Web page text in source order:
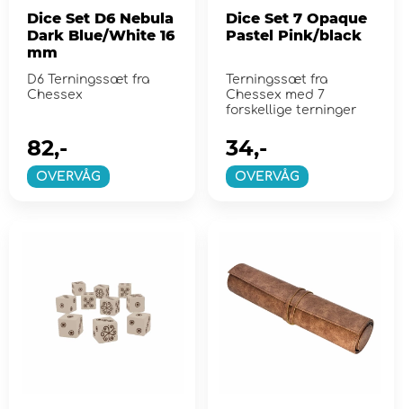
Dice Set D6 Nebula
Dark Blue/White 16
mm
D6 Terningssæt fra
Chessex
OVERVÅG
82,-
Dice Set 7 Opaque
Pastel Pink/black
Terningssæt fra
Chessex med 7
forskellige terninger
OVERVÅG
34,-